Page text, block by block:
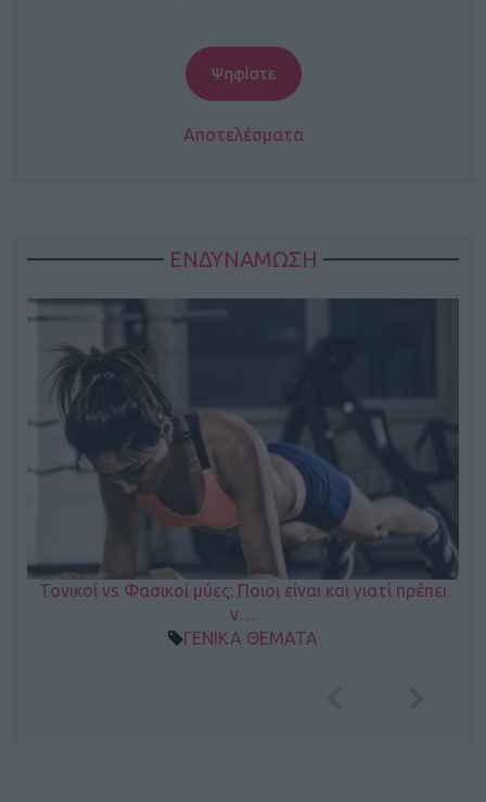
Αποτελέσματα
ΕΝΔΥΝΑΜΩΣΗ
Τονικοί vs Φασικοί μύες: Ποιοι είναι και γιατί πρέπει
ν…
ΓΕΝΙΚΑ ΘΕΜΑΤΑ